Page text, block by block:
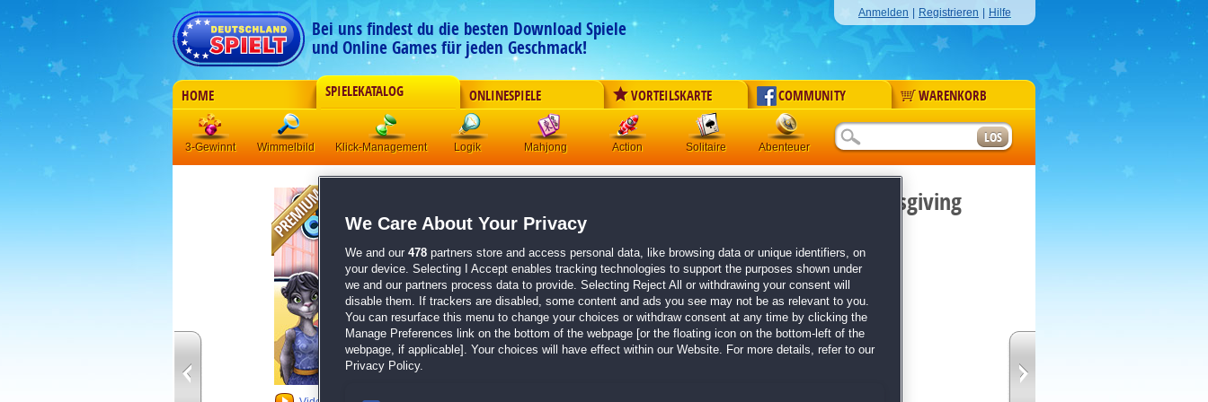
Bei uns findest du die besten Download Spiele
und Online Games für jeden Geschmack!
Anmelden Registrieren Hilfe
HOME SPIELEKATALOG ONLINESPIELE VORTEILSKARTE COMMUNITY WARENKORB
3-Gewinnt Wimmelbild Klick-Management Logik Mahjong Action Solitaire Abenteuer
Strawberry Thanksgiving
Originaltitel:
von6 Mitgliedern
Wimmelbild | Größe: 202.0 MB
Entdecke neue Artikel zum Thema Thanksgiving
140 spannende Clutter-Rätsel und 20 zusätzliche Rätsel
We Care About Your Privacy
We and our 478 partners store and access personal data, like browsing data or unique identifiers, on
your device. Selecting I Accept enables tracking technologies to support the purposes shown under
we and our partners process data to provide. Selecting Reject All or withdrawing your consent will
disable them. If trackers are disabled, some content and ads you see may not be as relevant to you.
You can resurface this menu to change your choices or withdraw consent at any time by clicking the
Manage Preferences link on the bottom of the webpage [or the floating icon on the bottom-left of the
webpage, if applicable]. Your choices will have effect within our Website. For more details, refer to our
Privacy Policy.